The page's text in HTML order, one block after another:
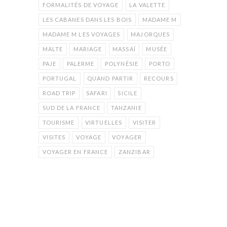
FORMALITÉS DE VOYAGE LA VALETTE
LES CABANES DANS LES BOIS MADAME M
MADAME M LES VOYAGES MAJORQUES
MALTE MARIAGE MASSAÏ MUSÉE
PAJE PALERME POLYNÉSIE PORTO
PORTUGAL QUAND PARTIR RECOURS
ROAD TRIP SAFARI SICILE
SUD DE LA FRANCE TANZANIE
TOURISME VIRTUELLES VISITER
VISITES VOYAGE VOYAGER
VOYAGER EN FRANCE ZANZIBAR